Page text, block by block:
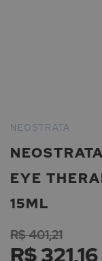
para
início
Galeria
de
imagens
EYE
15ML
NEOSTRATA
R$ 321,16
R$ 401,21